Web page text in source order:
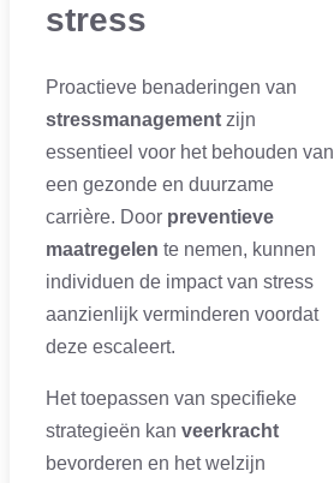
stress
Proactieve benaderingen van
stressmanagement zijn
essentieel voor het behouden van
een gezonde en duurzame
carrière. Door preventieve
maatregelen te nemen, kunnen
individuen de impact van stress
aanzienlijk verminderen voordat
deze escaleert.
Het toepassen van specifieke
strategieën kan veerkracht
bevorderen en het welzijn